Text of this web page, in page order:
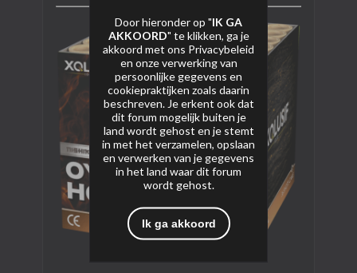
Door hieronder op "IK GA
AKKOORD" te klikken, ga je
akkoord met ons Privacybeleid
en onze verwerking van
persoonlijke gegevens en
cookiepraktijken zoals daarin
beschreven. Je erkent ook dat
dit forum mogelijk buiten je
land wordt gehost en je stemt
in met het verzamelen, opslaan
en verwerken van je gegevens
in het land waar dit forum
wordt gehost.
Ik ga akkoord